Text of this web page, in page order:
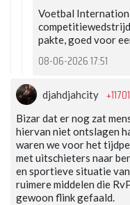
Voetbal
pakte, goed voor
08-06-2026 17:51
djahdjahcity +11701
Bizar dat er nog zat
hiervan niet ontslagen
waren we voor het
met uitschieters naar
en sportieve situatie
ruimere middelen die
gewoon flink gefaald.